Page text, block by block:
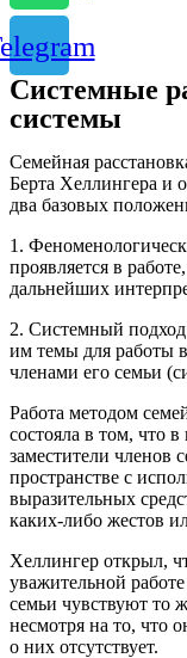
Системные
системы
Семейная
Берта Хеллингера и
два базовых
1.
проявляется в
дальнейших
2. Системный
им темы для работы в
членами его семьи
Работа методом
состояла в том, что
заместители членов
пространстве с
выразительных
каких-либо жестов
Хеллингер открыл,
уважительной
семьи чувствуют то
несмотря на то, что
о них отсутствует.